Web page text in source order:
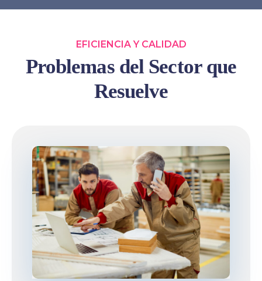
EFICIENCIA Y CALIDAD
Problemas del Sector que
Resuelve